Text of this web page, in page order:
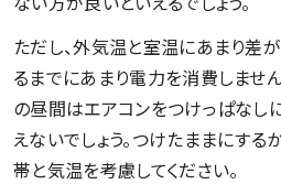
ただし、外気温と室温にあまり差
るまでにあまり電力を消費しませ
の昼間はエアコンをつけっぱなし
えないでしょう。つけたままにする
帯と気温を考慮してください。